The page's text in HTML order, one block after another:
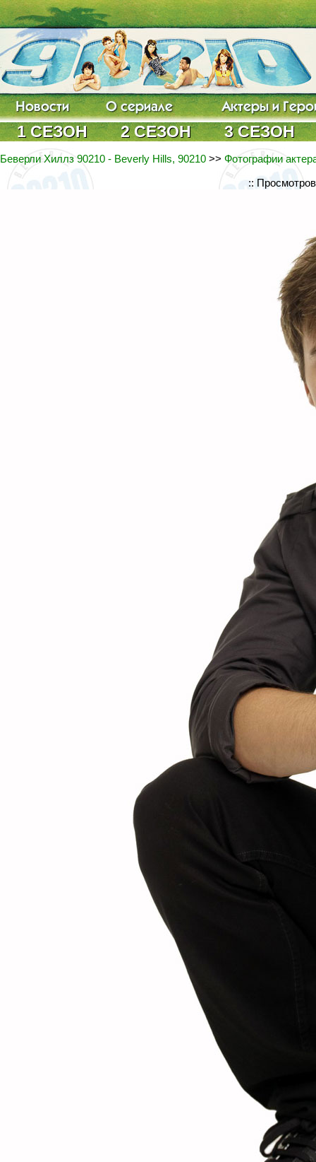
1 СЕЗОН 2 СЕЗОН 3 СЕЗОН
Беверли Хиллз 90210 - Beverly Hills, 90210 >> Фотографии
::